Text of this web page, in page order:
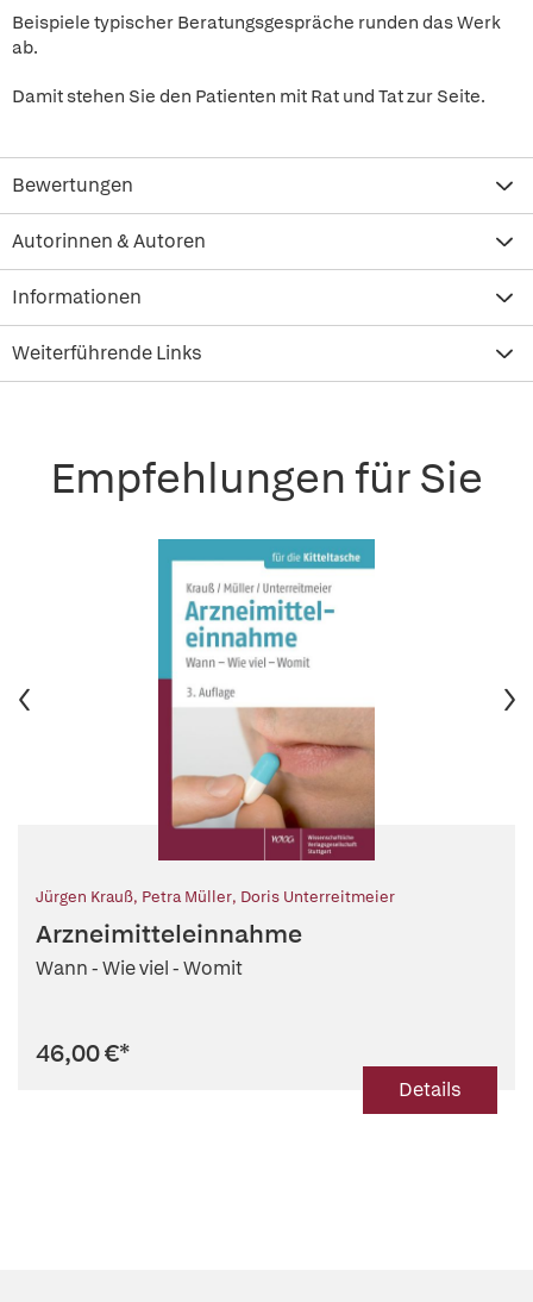
Beispiele typischer Beratungsgespräche runden das Werk
ab.
Damit stehen Sie den Patienten mit Rat und Tat zur Seite.
Bewertungen
Autorinnen & Autoren
Informationen
Weiterführende Links
Empfehlungen für Sie
Jürgen Krauß, Petra Müller, Doris Unterreitmeier
Arzneimitteleinnahme
Wann - Wie viel - Womit
46,00 €*
Details